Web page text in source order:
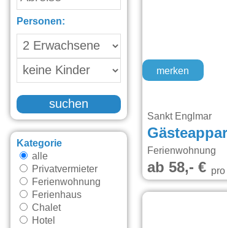
Personen:
suchen
Kategorie
alle
Privatvermieter
Ferienwohnung
Ferienhaus
Chalet
Hotel
merken
Sankt Englmar
Ferienwohnung
ab 58,- € pro